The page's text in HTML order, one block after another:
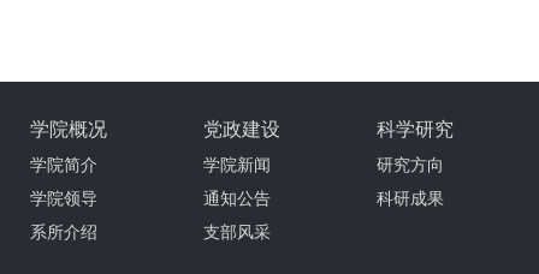
学院概况
学院简介
学院领导
系所介绍
党政建设
学院新闻
通知公告
支部风采
科学研究
研究方向
科研成果